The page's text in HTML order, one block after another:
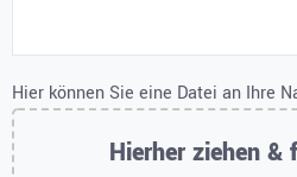
Hier können Sie eine Datei an Ihre
Hierher ziehen &